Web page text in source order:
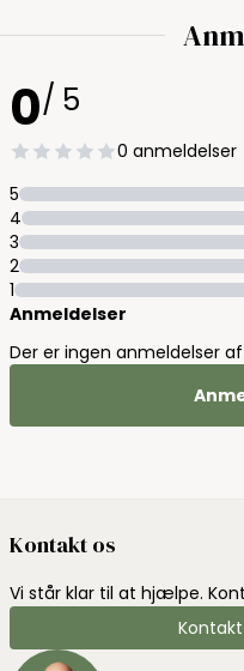
0/ 5
0 anmeldelser
5
4
3
2
1
Anmeldelser
Der er ingen anmeldelser
Kontakt os
Vi står klar til at hjælpe.